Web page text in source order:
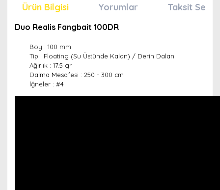
Ürün Bilgisi Yorumlar Taksit
Duo Realis Fangbait 100DR
Boy : 100 mm
Tip : Floating (Su Üstünde Kalan) / Derin Dalan
Ağırlık : 17.5 gr
Dalma Mesafesi : 250 - 300 cm
İğneler : #4